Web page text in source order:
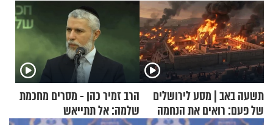
תשעה באב | מסע לירושלים
של פעם: רואים את הנחמה
הרב זמיר כהן - מסרים מחכמת
שלמה: אל תתייאש